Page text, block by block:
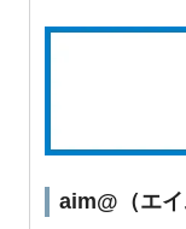
aim@（エイ